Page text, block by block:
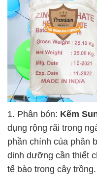
1. Phân bón: Kẽm
dụng rộng rãi trong
phần chính của phân
dinh dưỡng cần thiết
tế bào trong cây